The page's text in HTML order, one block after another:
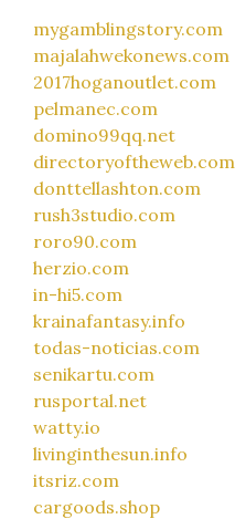
mygamblingstory.com
majalahwekonews.com
2017hoganoutlet.com
pelmanec.com
domino99qq.net
directoryoftheweb.com
donttellashton.com
rush3studio.com
roro90.com
herzio.com
in-hi5.com
krainafantasy.info
todas-noticias.com
senikartu.com
rusportal.net
watty.io
livinginthesun.info
itsriz.com
cargoods.shop